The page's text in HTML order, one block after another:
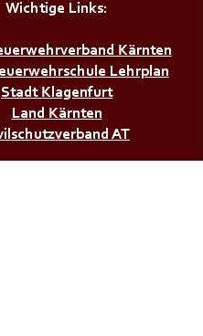
Wichtige Links:
Kärnten
Lehrplan
Stadt Klagenfurt
Land Kärnten
AT